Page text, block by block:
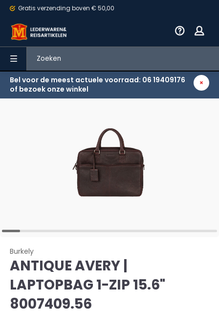
Gratis verzending boven € 50,00
Bel voor de meest actuele voorraad: 06 19409176
of bezoek onze winkel
Terug
Burkely
ANTIQUE AVERY |
LAPTOPBAG 1-ZIP 15.6"
8007409.56